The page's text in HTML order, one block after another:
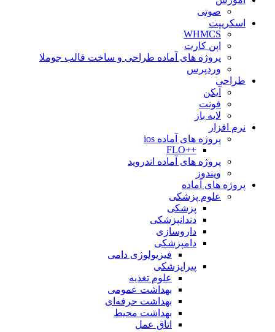
صوتی
اسکریپت
WHMCS
اپن کارت
پروژه های آماده طراحی و ساخت قالب جوملا
وردپرس
طراحی
آیکن
فونت
لایه باز
نرم افزار
پروژه های آماده ios
++FLO
پروژه های آماده اندروید
ویندوز
پروژه های آماده
علوم پزشکی
پزشکی
دندانپزشکی
داروسازی
دامپزشکی
فیزیولوژی دامی
پیراپزشکی
علوم تغذیه
بهداشت عمومی
بهداشت حرفه‌ای
بهداشت محیط
اتاق عمل